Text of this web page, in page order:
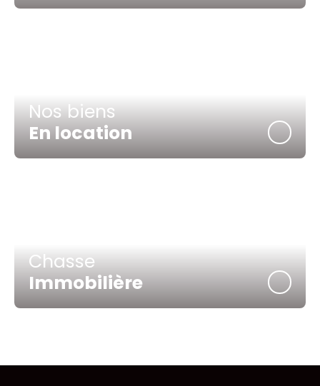
Nos biens
En location
Chasse
Immobilière